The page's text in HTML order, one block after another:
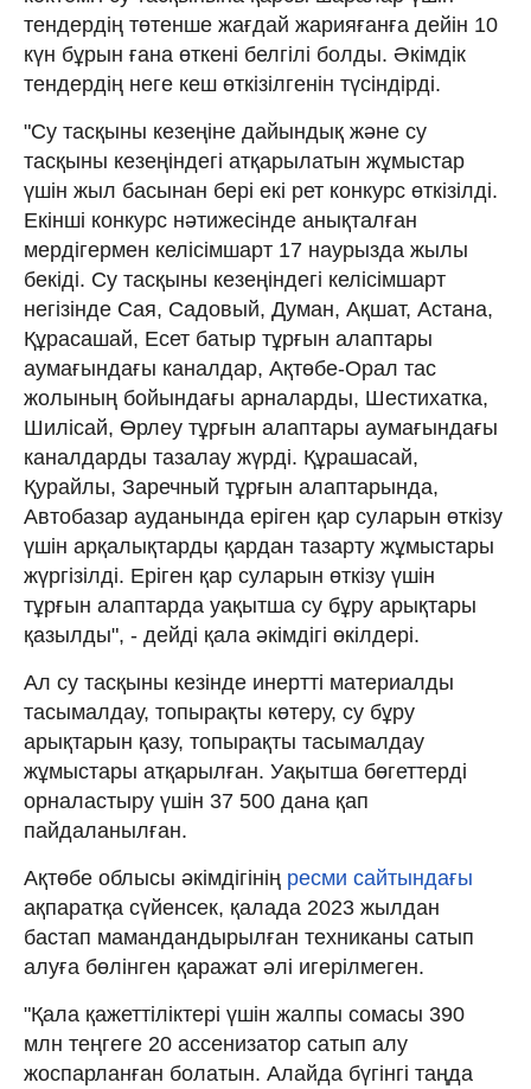
тендердің төтенше жағдай жарияғанға дейін 10
күн бұрын ғана өткені белгілі болды. Әкімдік
тендердің неге кеш өткізілгенін түсіндірді.
"Су тасқыны кезеңіне дайындық және су
тасқыны кезеңіндегі атқарылатын жұмыстар
үшін жыл басынан бері екі рет конкурс өткізілді.
Екінші конкурс нәтижесінде анықталған
мердігермен келісімшарт 17 наурызда жылы
бекіді. Су тасқыны кезеңіндегі келісімшарт
негізінде Сая, Садовый, Думан, Ақшат, Астана,
Құрасашай, Есет батыр тұрғын алаптары
аумағындағы каналдар, Ақтөбе-Орал тас
жолының бойындағы арналарды, Шестихатка,
Шилісай, Өрлеу тұрғын алаптары аумағындағы
каналдарды тазалау жүрді. Құрашасай,
Қурайлы, Заречный тұрғын алаптарында,
Автобазар ауданында еріген қар суларын өткізу
үшін арқалықтарды қардан тазарту жұмыстары
жүргізілді. Еріген қар суларын өткізу үшін
тұрғын алаптарда уақытша су бұру арықтары
қазылды", - дейді қала әкімдігі өкілдері.
Ал су тасқыны кезінде инертті материалды
тасымалдау, топырақты көтеру, су бұру
арықтарын қазу, топырақты тасымалдау
жұмыстары атқарылған. Уақытша бөгеттерді
орналастыру үшін 37 500 дана қап
пайдаланылған.
Ақтөбе облысы әкімдігінің ресми сайтындағы
ақпаратқа сүйенсек, қалада 2023 жылдан
бастап мамандандырылған техниканы сатып
алуға бөлінген қаражат әлі игерілмеген.
"Қала қажеттіліктері үшін жалпы сомасы 390
млн теңгеге 20 ассенизатор сатып алу
жоспарланған болатын. Алайда бүгінгі таңда